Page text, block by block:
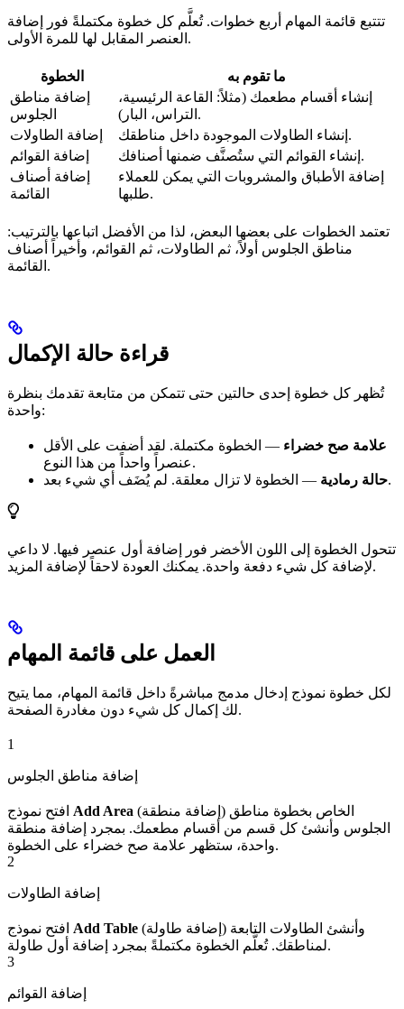
تتتبع قائمة المهام أربع خطوات. تُعلَّم كل خطوة مكتملةً فور إضافة
العنصر المقابل لها للمرة الأولى.
الخطوة
ما تقوم به
إضافة مناطق
الجلوس
إنشاء أقسام مطعمك (مثلاً: القاعة الرئيسية،
التراس، البار).
إضافة الطاولات
إنشاء الطاولات الموجودة داخل مناطقك.
إضافة القوائم
إنشاء القوائم التي ستُصنَّف ضمنها أصنافك.
إضافة أصناف
القائمة
إضافة الأطباق والمشروبات التي يمكن للعملاء
طلبها.
تعتمد الخطوات على بعضها البعض، لذا من الأفضل اتباعها بالترتيب:
مناطق الجلوس أولاً، ثم الطاولات، ثم القوائم، وأخيراً أصناف
القائمة.
قراءة حالة الإكمال
تُظهر كل خطوة إحدى حالتين حتى تتمكن من متابعة تقدمك بنظرة
واحدة:
علامة صح خضراء — الخطوة مكتملة. لقد أضفت على الأقل
عنصراً واحداً من هذا النوع.
حالة رمادية— الخطوة لا تزال معلقة. لم يُضَف أي شيء بعد.
تتحول الخطوة إلى اللون الأخضر فور إضافة أول عنصر فيها. لا داعي
لإضافة كل شيء دفعة واحدة. يمكنك العودة لاحقاً لإضافة المزيد.
العمل على قائمة المهام
لكل خطوة نموذج إدخال مدمج مباشرةً داخل قائمة المهام، مما يتيح
لك إكمال كل شيء دون مغادرة الصفحة.
1
إضافة مناطق الجلوس
Add Area (إضافة منطقة) الخاص بخطوة مناطق
الجلوس وأنشئ كل قسم من أقسام مطعمك. بمجرد إضافة منطقة
واحدة، ستظهر علامة صح خضراء على الخطوة.
2
إضافة الطاولات
Add Table (إضافة طاولة) وأنشئ الطاولات التابعة
لمناطقك. تُعلَّم الخطوة مكتملةً بمجرد إضافة أول طاولة.
3
إضافة القوائم